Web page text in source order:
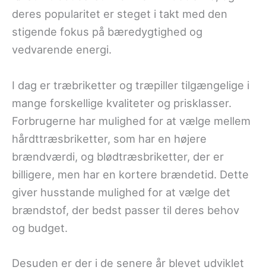
deres popularitet er steget i takt med den
stigende fokus på bæredygtighed og
vedvarende energi.
I dag er træbriketter og træpiller tilgængelige i
mange forskellige kvaliteter og prisklasser.
Forbrugerne har mulighed for at vælge mellem
hårdttræsbriketter, som har en højere
brændværdi, og blødtræsbriketter, der er
billigere, men har en kortere brændetid. Dette
giver husstande mulighed for at vælge det
brændstof, der bedst passer til deres behov
og budget.
Desuden er der i de senere år blevet udviklet